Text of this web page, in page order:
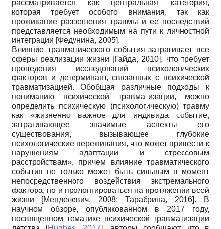
рассматривается как центральная категория,
которая требует особого внимания, так как
проживание разрешения травмы и ее последствий
представляется необходимым на пути к личностной
интеграции [Федунина, 2005].
Влияние травматического события затрагивает все
сферы реализации жизни [Гайда, 2010], что требует
проведения исследований психологических
факторов и детерминант, связанных с психической
травматизацией. Обобщая различные подходы к
пониманию психической травматизации, можно
определить психическую (психологическую) травму
как «жизненно важное для индивида событие,
затрагивающее значимые аспекты его
существования, вызывающее глубокие
психологические переживания, что может привести к
нарушениям адаптации и стрессовым
расстройствам», причем влияние травматического
события не только может быть сильным в момент
непосредственного воздействия экстремального
фактора, но и пролонгироваться на протяжении всей
жизни
[Менделевич, 2008; Тарабрина, 2016]. В
научном обзоре, опубликованном в 2017 году,
посвященном тематике психической травматизации